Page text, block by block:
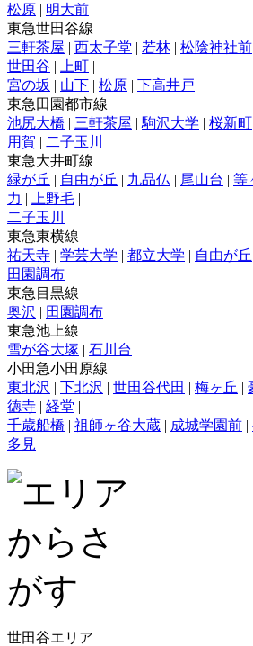
松原 | 明大前
東急世田谷線
三軒茶屋 | 西太子堂 | 若林 | 松陰神社前
世田谷 | 上町 |
宮の坂 | 山下 | 松原 | 下高井戸
東急田園都市線
池尻大橋 | 三軒茶屋 | 駒沢大学 | 桜新町
用賀 | 二子玉川
東急大井町線
緑が丘 | 自由が丘 | 九品仏 | 尾山台 | 等
力 | 上野毛 |
二子玉川
東急東横線
祐天寺 | 学芸大学 | 都立大学 | 自由が丘
田園調布
東急目黒線
奥沢 | 田園調布
東急池上線
雪が谷大塚 | 石川台
小田急小田原線
東北沢 | 下北沢 | 世田谷代田 | 梅ヶ丘 |
徳寺 | 経堂 |
千歳船橋 | 祖師ヶ谷大蔵 | 成城学園前 |
多見
世田谷エリア